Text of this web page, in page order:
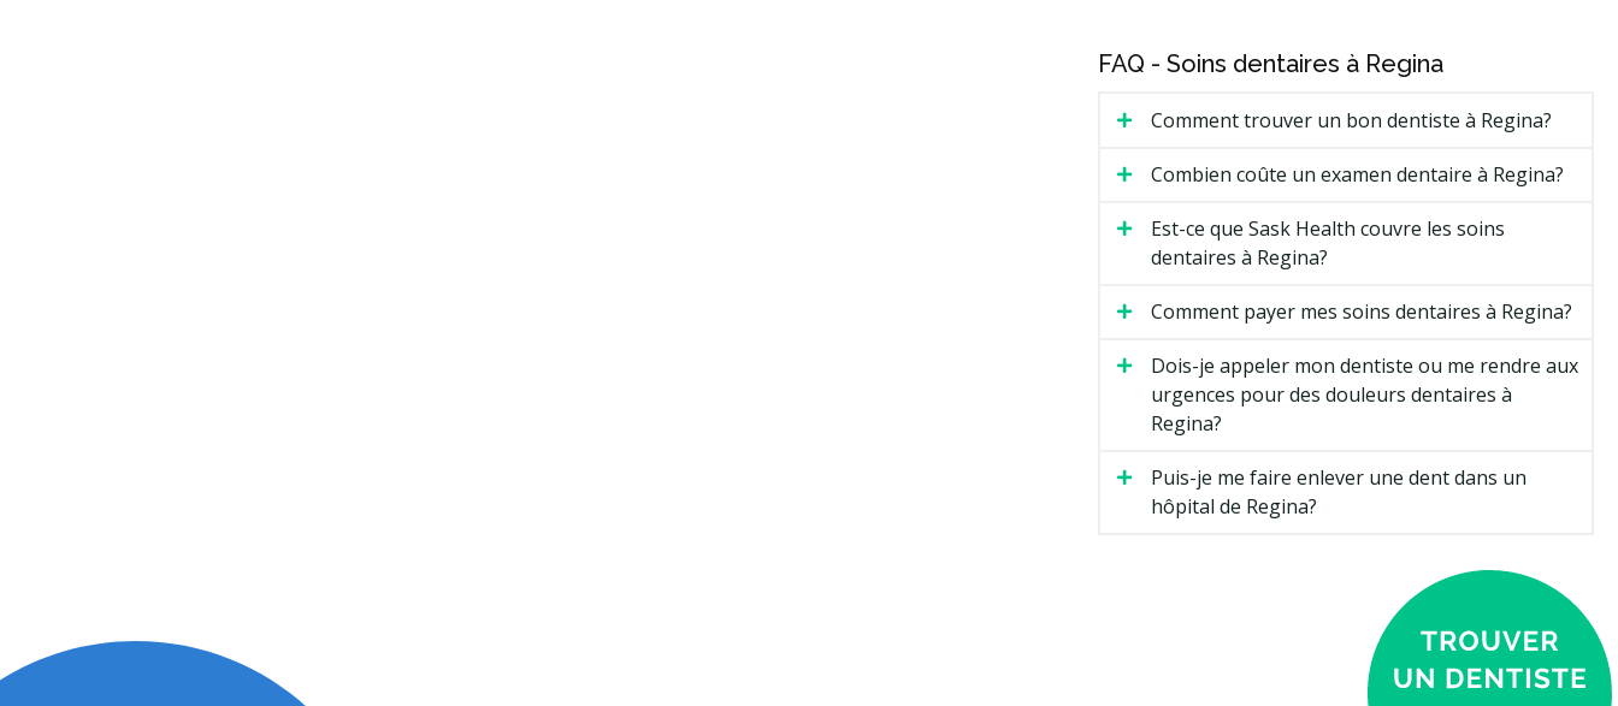
FAQ - Soins dentaires à Regina
Comment trouver un bon dentiste à Regina?
Combien coûte un examen dentaire à Regina?
Est-ce que Sask Health couvre les soins
dentaires à Regina?
Comment payer mes soins dentaires à Regina?
Dois-je appeler mon dentiste ou me rendre aux
urgences pour des douleurs dentaires à
Regina?
Puis-je me faire enlever une dent dans un
hôpital de Regina?